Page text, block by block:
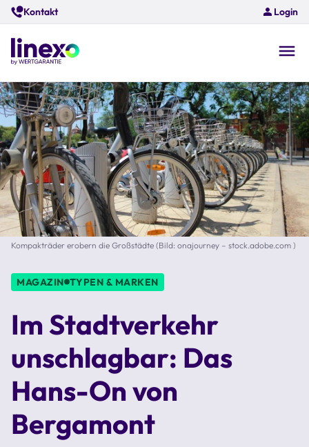
Skip
to
main
content
Kontakt Login
Kompakträder erobern die Großstädte (Bild: onajourney – stock.adobe.com )
MAGAZIN TYPEN & MARKEN
Im Stadtverkehr
unschlagbar: Das
Hans-On von
Bergamont